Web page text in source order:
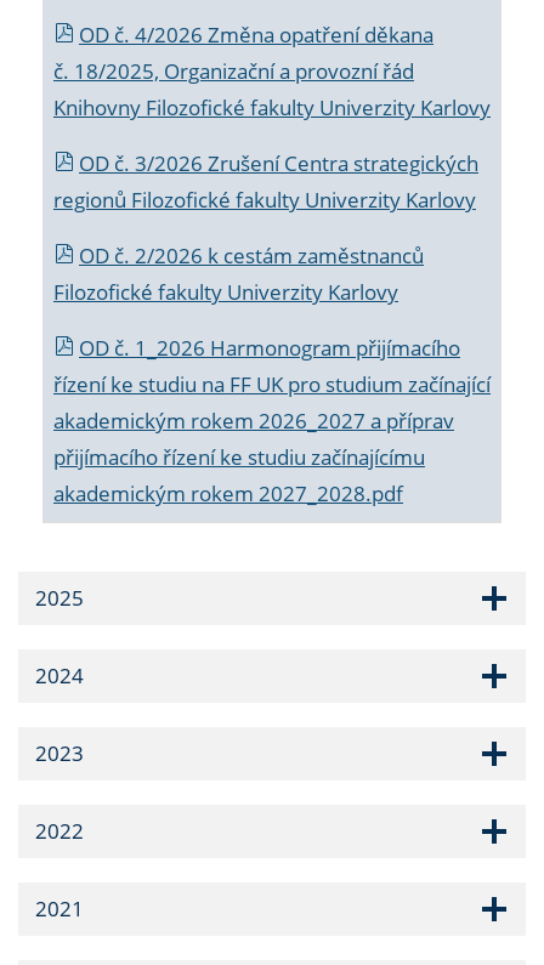
OD č. 4/2026 Změna opatření děkana
č. 18/2025, Organizační a provozní řád
Knihovny Filozofické fakulty Univerzity Karlovy
OD č. 3/2026 Zrušení Centra strategických
regionů Filozofické fakulty Univerzity Karlovy
OD č. 2/2026 k cestám zaměstnanců
Filozofické fakulty Univerzity Karlovy
OD č. 1_2026 Harmonogram přijímacího
řízení ke studiu na FF UK pro studium začínající
akademickým rokem 2026_2027 a příprav
přijímacího řízení ke studiu začínajícímu
akademickým rokem 2027_2028.pdf
2025
2024
2023
2022
2021